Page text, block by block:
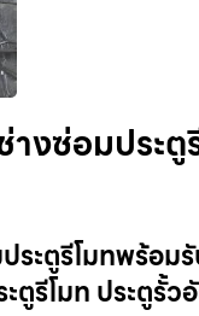
งซ่อมประ
ระตูรีโมทพร้อ
รีโมท ประตูรั้ว